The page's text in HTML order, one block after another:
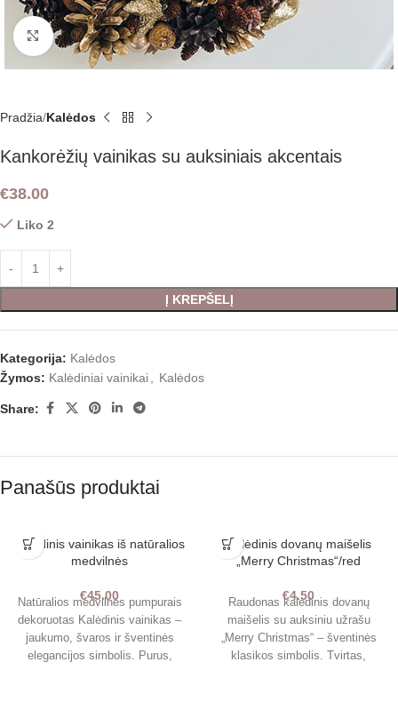
Padidint
Pradžia Kalėdos
Kankorėžių vainikas su auksiniais akcentais
€38.00
Liko 2
Į KREPŠELĮ
Kategorija: Kalėdos
Žymos: Kalėdiniai vainikai, Kalėdos
Share:
Panašūs produktai
Kalėdinis vainikas iš natūralios
medvilnės
€45.00
Natūralios medvilnės pumpurais
dekoruotas Kalėdinis vainikas –
jaukumo, švaros ir šventinės
elegancijos simbolis. Purus,
Kalėdinis dovanų maišelis
„Merry Christmas“/red
€4.50
Raudonas kalėdinis dovanų
maišelis su auksiniu užrašu
„Merry Christmas“ – šventinės
klasikos simbolis. Tvirtas,